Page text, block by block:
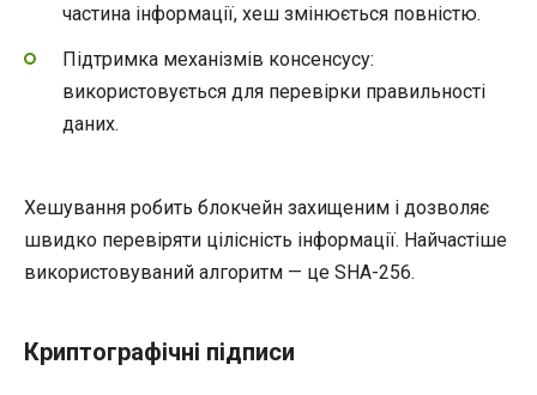
частина інформації, хеш змінюється повністю.
Підтримка механізмів консенсусу:
використовується для перевірки правильності
даних.
Хешування робить блокчейн захищеним і дозволяє
швидко перевіряти цілісність інформації. Найчастіше
використовуваний алгоритм — це SHA-256.
Криптографічні підписи